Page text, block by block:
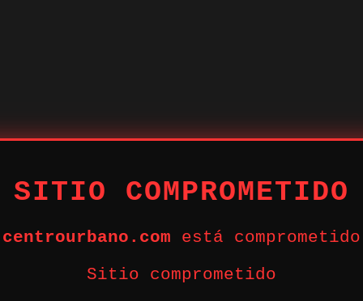
centrourbano.com está comprometido
Sitio comprometido